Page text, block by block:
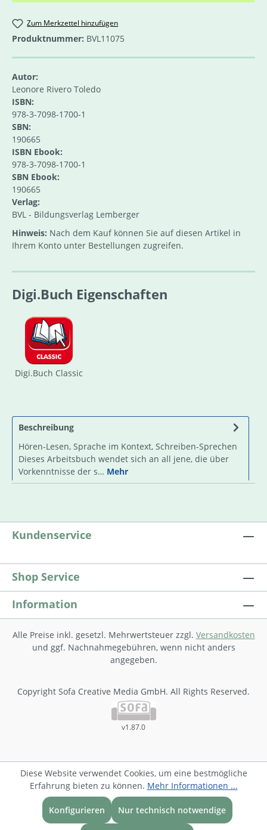
Zum Merkzettel hinzufügen
Produktnummer: BVL11075
Autor:
Leonore Rivero Toledo
ISBN:
978-3-7098-1700-1
SBN:
190665
ISBN Ebook:
978-3-7098-1700-1
SBN Ebook:
190665
Verlag:
BVL - Bildungsverlag Lemberger
Hinweis: Nach dem Kauf können Sie auf diesen Artikel in
Ihrem Konto unter Bestellungen zugreifen.
Digi.Buch Eigenschaften
Digi.Buch Classic
Beschreibung
Hören-Lesen, Sprache im Kontext, Schreiben-Sprechen
Dieses Arbeitsbuch wendet sich an all jene, die über
Vorkenntnisse der s… Mehr
Kundenservice
Shop Service
Information
Alle Preise inkl. gesetzl. Mehrwertsteuer zzgl. Versandkosten
und ggf. Nachnahmegebühren, wenn nicht anders
angegeben.
Copyright Sofa Creative Media GmbH. All Rights Reserved.
v1.87.0
Diese Website verwendet Cookies, um eine bestmögliche
Erfahrung bieten zu können. Mehr Informationen ...
Nur technisch notwendige
Konfigurieren